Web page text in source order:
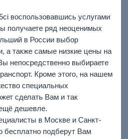
воспользовавшись услугами
получаете ряд неоценимых
в России выбор
а также самые низкие цены на
непосредственно выбираете
Кроме этого, на нашем
специальных
сделать Вам и так
ещё дешевле.
в Москве и Санкт-
бесплатно подберут Вам